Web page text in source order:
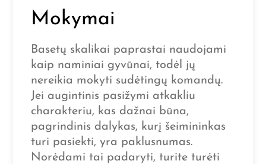
Mokymai
Basetų skalikai paprastai naudojami
kaip naminiai gyvūnai, todėl jų
nereikia mokyti sudėtingų komandų.
Jei augintinis pasižymi atkakliu
charakteriu, kas dažnai būna,
pagrindinis dalykas, kurį šeimininkas
turi pasiekti, yra paklusnumas.
Norėdami tai padaryti, turite turėti